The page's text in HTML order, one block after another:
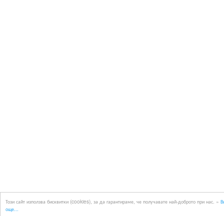
Този сайт използва бисквитки (cookies), за да гарантираме, че получавате най-доброто при нас. »
още...